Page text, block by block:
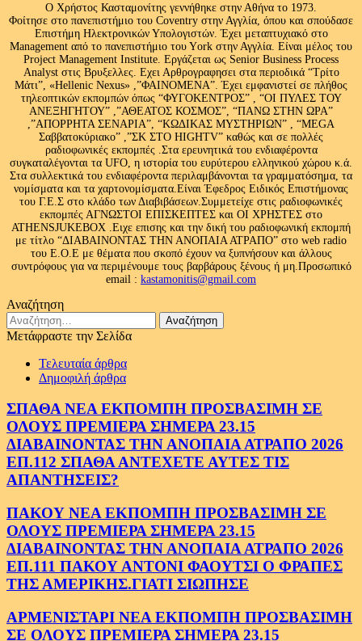
Ο Χρήστος Κασταμονίτης γεννήθηκε στην Αθήνα το 1973.
Φοίτησε στο πανεπιστήμιο του Coventry στην Αγγλία, όπου και σπούδασε
Επιστήμη Ηλεκτρονικών Υπολογιστών. Έχει μεταπτυχιακό στο
Management από το πανεπιστήμιο του Υork στην Αγγλία. Είναι μέλος του
Project Management Institute. Εργάζεται ως Senior Business Process
Analyst στις Βρυξελλες. Εχει Αρθρογραφησει στα περιοδικά “Τρίτο
Μάτι”, «Hellenic Nexus» ,”ΦΑΙΝΟΜΕΝΑ”. Έχει εμφανιστεί σε πλήθος
τηλεοπτικών εκπομπών όπως “ΦΥΓΟΚΕΝΤΡΟΣ” , “ΟΙ ΠΥΛΕΣ ΤΟΥ
ΑΝΕΞΗΓΗΤΟΥ” ,”ΑΘΕΑΤΟΣ ΚΟΣΜΟΣ”, “ΠΑΝΩ ΣΤΗΝ ΩΡΑ”
,”ΑΠΟΡΡΗΤΑ ΣΕΝΑΡΙΑ”, “ΚΩΔΙΚΑΣ ΜΥΣΤΗΡΙΩΝ” , “MEGA
Σαββατοκύριακο” ,”ΣΚ ΣΤΟ HIGHTV” καθώς και σε πολλές
ραδιοφωνικές εκπομπές .Στα ερευνητικά του ενδιαφέροντα
συγκαταλέγονται τα UFO, η ιστορία του ευρύτερου ελληνικού χώρου κ.ά.
Στα συλλεκτικά του ενδιαφέροντα περιλαμβάνονται τα γραμματόσημα, τα
νομίσματα και τα χαρτονομίσματα.Είναι Έφεδρος Ειδικός Επιστήμονας
του Γ.Ε.Σ στο κλάδο των Διαβιβάσεων.Συμμετείχε στις ραδιοφωνικές
εκπομπές ΑΓΝΩΣΤΟΙ ΕΠΙΣΚΕΠΤΕΣ και ΟΙ ΧΡΗΣΤΕΣ στο
ATHENSJUKEBOX .Ειχε επισης και την δική του ραδιοφωνική εκπομπή
με τίτλο “ΔΙΑΒΑΙΝΟΝΤΑΣ ΤΗΝ ΑΝΟΠΑΙΑ ΑΤΡΑΠΟ” στο web radio
του Ε.Ο.Ε με θέματα που σκοπό έχουν να ξυπνήσουν και άλλους
συντρόφους για να περιμένουμε τους βαρβάρους ξένους ή μη.Προσωπικό
email : kastamonitis@gmail.com
Αναζήτηση
Αναζήτηση
για:
Μετάφραστε την Σελίδα
Τελευταία άρθρα
Δημοφιλή άρθρα
ΣΠΑΘΑ ΝΕΑ ΕΚΠΟΜΠΗ ΠΡΟΣΒΑΣΙΜΗ ΣΕ
ΟΛΟΥΣ ΠΡΕΜΙΕΡΑ ΣΗΜΕΡΑ 23.15
ΔΙΑΒΑΙΝΟΝΤΑΣ ΤΗΝ ΑΝΟΠΑΙΑ ΑΤΡΑΠΟ 2026
ΕΠ.112 ΣΠΑΘΑ ΑΝΤΕΧΕΤΕ ΑΥΤΕΣ ΤΙΣ
ΑΠΑΝΤΗΣΕΙΣ?
ΠΑΚΟΥ ΝΕΑ ΕΚΠΟΜΠΗ ΠΡΟΣΒΑΣΙΜΗ ΣΕ
ΟΛΟΥΣ ΠΡΕΜΙΕΡΑ ΣΗΜΕΡΑ 23.15
ΔΙΑΒΑΙΝΟΝΤΑΣ ΤΗΝ ΑΝΟΠΑΙΑ ΑΤΡΑΠΟ 2026
ΕΠ.111 ΠΑΚΟΥ ΑΝΤΟΝΙ ΦΑΟΥΤΣΙ Ο ΦΡΑΠΕΣ
ΤΗΣ ΑΜΕΡΙΚΗΣ.ΓΙΑΤΙ ΣΙΩΠΗΣΕ
ΑΡΜΕΝΙΣΤΑΡΙ ΝΕΑ ΕΚΠΟΜΠΗ ΠΡΟΣΒΑΣΙΜΗ
ΣΕ ΟΛΟΥΣ ΠΡΕΜΙΕΡΑ ΣΗΜΕΡΑ 23.15